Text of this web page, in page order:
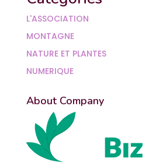
L'ASSOCIATION
MONTAGNE
NATURE ET PLANTES
NUMERIQUE
About Company